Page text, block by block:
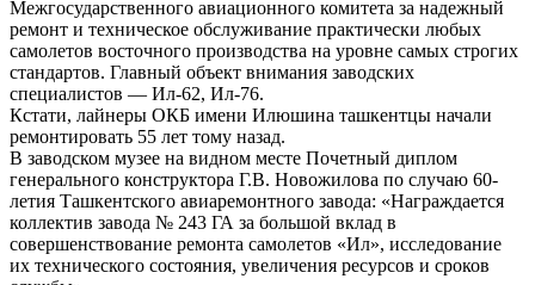
Межгосударственного авиационного комитета за надежный
ремонт и техническое обслуживание практически любых
самолетов восточного производства на уровне самых строгих
стандартов. Главный объект внимания заводских
специалистов — Ил-62, Ил-76.
Кстати, лайнеры ОКБ имени Илюшина ташкентцы начали
ремонтировать 55 лет тому назад.
В заводском музее на видном месте Почетный диплом
генерального конструктора Г.В. Новожилова по случаю 60-
летия Ташкентского авиаремонтного завода: «Награждается
коллектив завода № 243 ГА за большой вклад в
совершенствование ремонта самолетов «Ил», исследование
их технического состояния, увеличения ресурсов и сроков